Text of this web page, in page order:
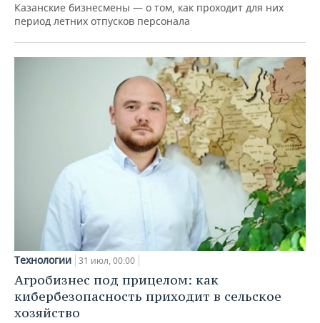
Казанские бизнесмены — о том, как проходит для них
период летних отпусков персонала
Технологии 31 июл, 00:00
Агробизнес под прицелом: как
кибербезопасность приходит в сельское
хозяйство